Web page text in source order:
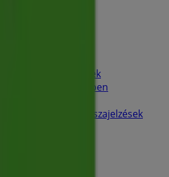
célú megkeresések
található a térképen
és általános visszajelzések